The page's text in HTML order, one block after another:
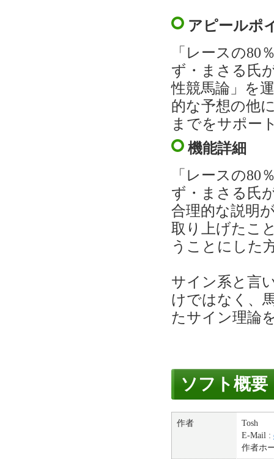
アピールポ
「レースの80
ず・まさる氏
性競馬論」を
的な予想の他
までをサポー
機能詳細
「レースの80
ず・まさる氏
合理的な説明
取り上げたこ
うことにした
サイン系と言
けではなく、
たサイン理論
ソフト概要
作者
Tosh
E-Mail :
作者ホ